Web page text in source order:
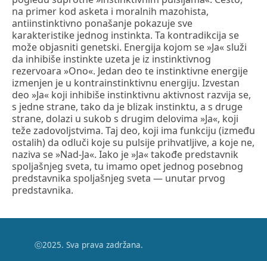
na primer kod asketa i moralnih mazohista,
antiinstinktivno ponašanje pokazuje sve
karakteristike jednog instinkta. Ta kontradikcija se
može objasniti genetski. Energija kojom se »Ja« služi
da inhibiše instinkte uzeta je iz instinktivnog
rezervoara »Ono«. Jedan deo te instinktivne energije
izmenjen je u kontrainstinktivnu energiju. Izvestan
deo »Ja« koji inhibiše instinktivnu aktivnost razvija se,
s jedne strane, tako da je blizak instinktu, a s druge
strane, dolazi u sukob s drugim delovima »Ja«, koji
teže zadovoljstvima. Taj deo, koji ima funkciju (između
ostalih) da odluči koje su pulsije prihvatljive, a koje ne,
naziva se »Nad-Ja«. Iako je »Ja« takođe predstavnik
spoljašnjeg sveta, tu imamo opet jednog posebnog
predstavnika spoljašnjeg sveta — unutar prvog
predstavnika.
ⓒ2025. Sva prava zadržana.